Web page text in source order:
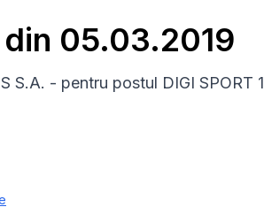
05.03.2019
S.A. - pentru postul DIGI SPORT 1